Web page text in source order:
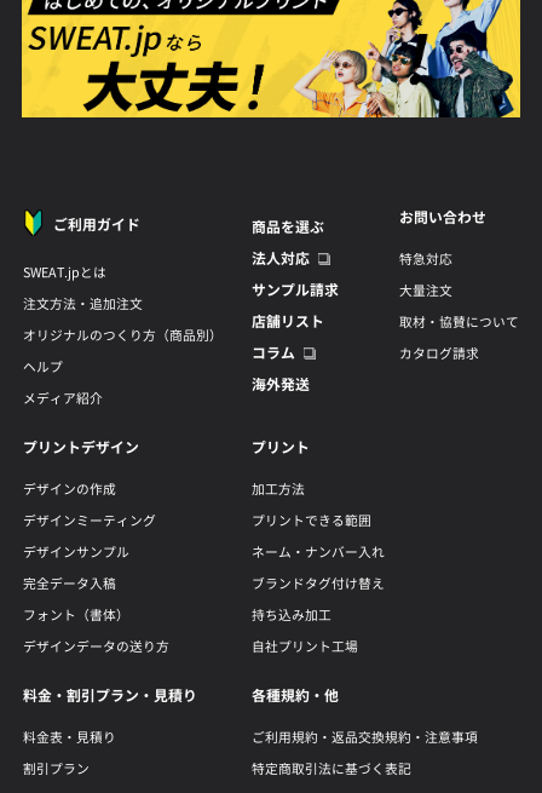
ご利用ガイド
SWEAT.jpとは
注文方法・追加注文
オリジナルのつくり方（商品別）
ヘルプ
メディア紹介
商品を選ぶ
法人対応
サンプル請求
店舗リスト
コラム
海外発送
お問い合わせ
特急対応
大量注文
取材・協賛について
カタログ請求
プリントデザイン
デザインの作成
デザインミーティング
デザインサンプル
完全データ入稿
フォント（書体）
デザインデータの送り方
プリント
加工方法
プリントできる範囲
ネーム・ナンバー入れ
ブランドタグ付け替え
持ち込み加工
自社プリント工場
料金・割引プラン・見積り
料金表・見積り
割引プラン
各種規約・他
ご利用規約・返品交換規約・注意事項
特定商取引法に基づく表記